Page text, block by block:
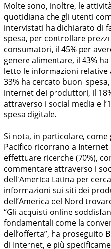
Molte sono, inoltre, le
quotidiana che gli utenti
intervistati ha dichiarato di
spesa, per controllare
consumatori, il 45% per
genere alimentare, il 43%
letto le informazioni relative
33% ha cercato buoni
internet dei produttori, il
attraverso i social media e
spesa digitale.
Si nota, in particolare,
Pacifico ricorrano a
effettuare ricerche (70%),
commentare attraverso i
dell'America Latina per
informazioni sui siti dei
dell’America del Nord
“Gli acquisti online
fondamentali come la
dell’offerta”, ha proseguito
di Internet, e più